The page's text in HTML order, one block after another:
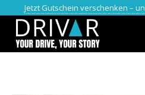
Jetzt Gutschein verschenken –